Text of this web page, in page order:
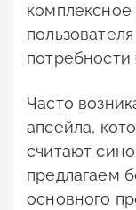
потребности
Часто
апсейла,
считают
предлагаем
основного